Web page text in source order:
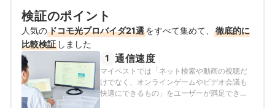
飯田道子のプロフィール
イベストに入社、携帯電話や光ファイバー回線キャリ
ア・インターネットプロバイダーなどの通信会社を専門
に担当しており、格安SIMやホームルーターを実際に回線
契約し各社の料金プランや通信速度の比較を行うととも
に、モバイルだけでなく10社以上の戸建て・マンション
向けの光回線の通信速度・速度制限も調査している。 ま
た通信サービスだけでなく、ファイナンシャルプランナ
ーの視点含めて電気代など固定費支出見直しのガイドも
している。
検証のポイント
人気のドコモ光プロバイダ21選をすべて集めて、
徹底的に
比較検証 しました
1 通信速度
マイベストでは「ネット検索や動画の視聴だ
けでなく、オンラインゲームやビデオ会議も
快適にできるもの」をユーザーが満足できる